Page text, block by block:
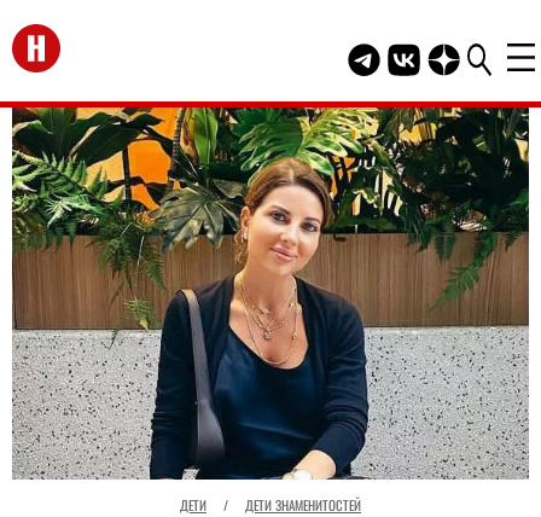
Перейти на главную
Telegram канал
Группа HELLO
Канал
ДЕТИ / ДЕТИ ЗНАМЕНИТОСТЕЙ